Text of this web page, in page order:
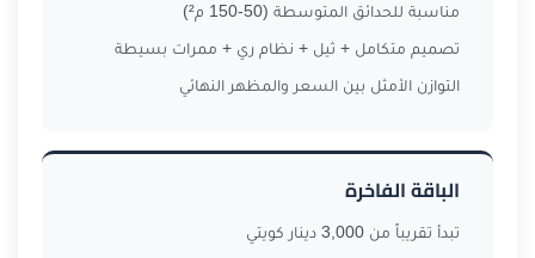
مناسبة للحدائق المتوسطة (50-150 م²)
تصميم متكامل + ثيل + نظام ري + ممرات بسيطة
التوازن الأمثل بين السعر والمظهر النهائي
الباقة الفاخرة
تبدأ تقريباً من 3,000 دينار كويتي